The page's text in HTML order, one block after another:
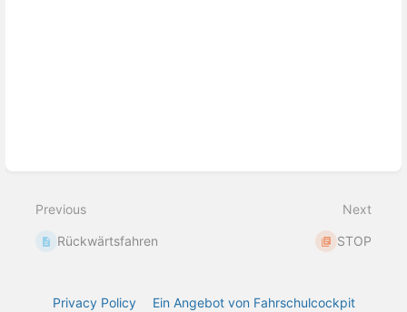
Previous
Rückwärtsfahren
Next
STOP
Privacy Policy Ein Angebot von Fahrschulcockpit